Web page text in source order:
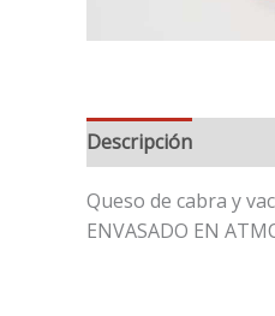
Descripción
Queso de cabra y
ENVASADO EN